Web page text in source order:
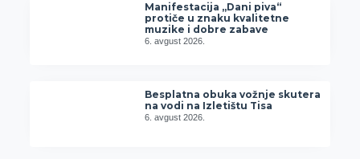
Manifestacija „Dani piva“
protiče u znaku kvalitetne
muzike i dobre zabave
6. avgust 2026.
Besplatna obuka vožnje skutera
na vodi na Izletištu Tisa
6. avgust 2026.